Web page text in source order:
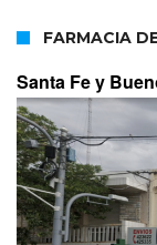
FARMACIA
Santa Fe y